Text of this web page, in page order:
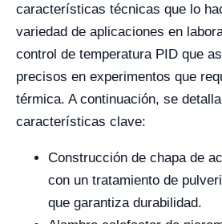
características técnicas que lo
variedad de aplicaciones en
control de temperatura PID que
precisos en experimentos que
térmica. A continuación, se
características clave:
Construcción de chapa de
con un tratamiento de
que garantiza durabilidad.